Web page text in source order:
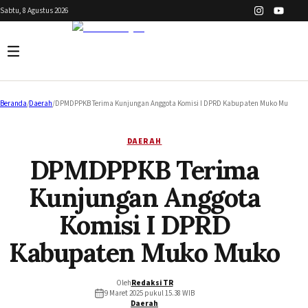
Sabtu, 8 Agustus 2026
Beranda/Daerah/DPMDPPKB Terima Kunjungan Anggota Komisi I DPRD Kabupaten Muko Muko
DAERAH
DPMDPPKB Terima
Kunjungan Anggota
Komisi I DPRD
Kabupaten Muko Muko
OlehRedaksi TR
9 Maret 2025 pukul 15.38 WIB
Daerah